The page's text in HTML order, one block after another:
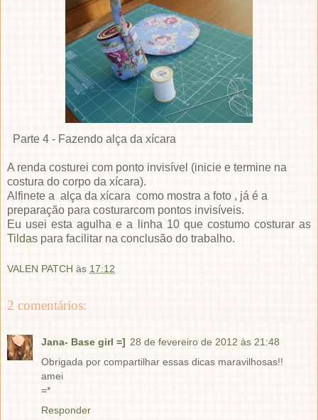
Parte 4 - Fazendo alça da xícara
A renda costurei com ponto invisível (inicie e termine na
costura do corpo da xícara).
Alfinete a alça da xícara como mostra a foto , já é a
preparação para costurarcom pontos invisíveis.
Eu usei esta agulha e a linha 10 que costumo costurar as
Tildas para facilitar na conclusão do trabalho.
VALEN PATCH às 17:12
2 comentários:
Jana- Base girl =] 28 de fevereiro de 2012 às 21:48
Obrigada por compartilhar essas dicas maravilhosas!!
amei
=*
Responder